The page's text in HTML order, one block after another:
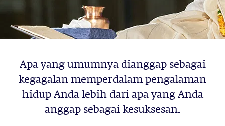
Apa yang umumnya dianggap sebagai
kegagalan memperdalam pengalaman
hidup Anda lebih dari apa yang Anda
anggap sebagai kesuksesan.